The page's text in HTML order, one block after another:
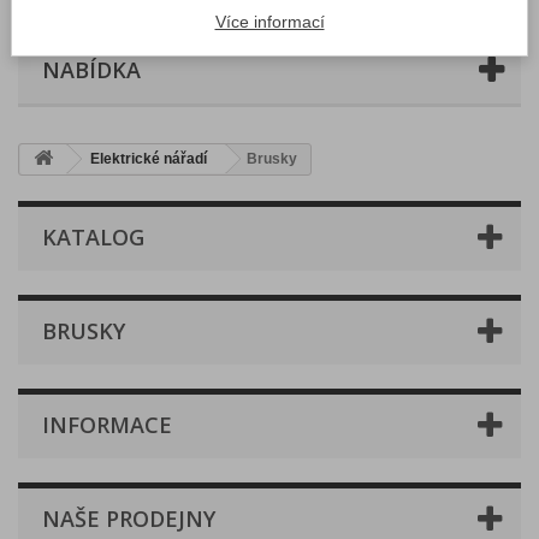
NABÍDKA
Elektrické nářadí Brusky
KATALOG
BRUSKY
INFORMACE
NAŠE PRODEJNY
Více informací